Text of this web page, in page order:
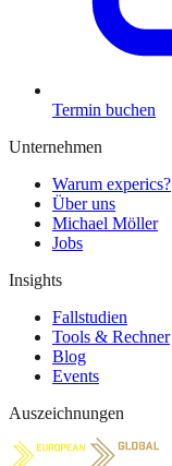
Termin buchen
Unternehmen
Warum experics?
Über uns
Michael Möller
Jobs
Insights
Fallstudien
Tools & Rechner
Blog
Events
Auszeichnungen